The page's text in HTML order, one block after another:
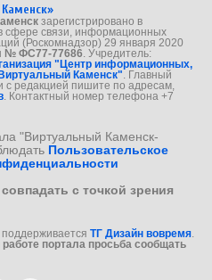
зарегистрировано в
сфере связи, информационных
(Роскомнадзор) 29 января 2020
№ ФС77-77686 . Учредитель:
"Центр информационных,
Каменск" . Главный
с редакцией пишите по адресам,
. Контактный номер телефона +7
"Виртуальный Каменск-
Пользовательское
с точкой зрения
поддерживается ТГ Дизайн вовремя
портала просьба сообщать